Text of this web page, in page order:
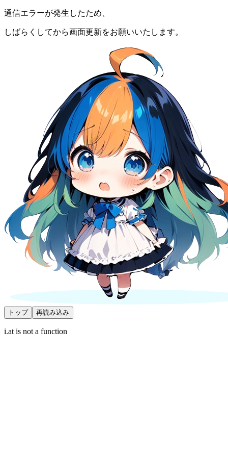
通信エラーが発生したため、
しばらくしてから画面更新をお願いいたします。
トップ 再読み込み
i.at is not a function